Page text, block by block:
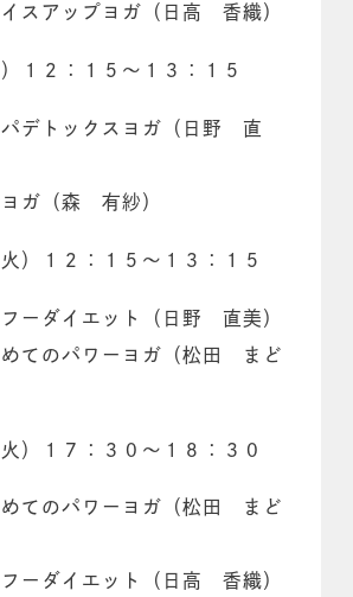
スアップヨガ（日高 香織）
１２：１５～１３：１５
デトックスヨガ（日野 直
ガ（森 有紗）
）１２：１５～１３：１５
ーダイエット（日野 直美）
てのパワーヨガ（松田 まど
）１７：３０～１８：３０
てのパワーヨガ（松田 まど
ーダイエット（日高 香織）